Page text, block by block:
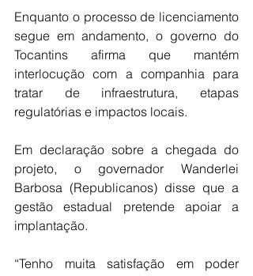
Enquanto o processo de licenciamento
segue em andamento, o governo do
Tocantins afirma que mantém
interlocução com a companhia para
tratar de infraestrutura, etapas
regulatórias e impactos locais.
Em declaração sobre a chegada do
projeto, o governador Wanderlei
Barbosa (Republicanos) disse que a
gestão estadual pretende apoiar a
implantação.
“Tenho muita satisfação em poder